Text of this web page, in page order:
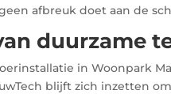
afbreuk doet aan de
duurzame
in Woonpark
blijft zich inzetten